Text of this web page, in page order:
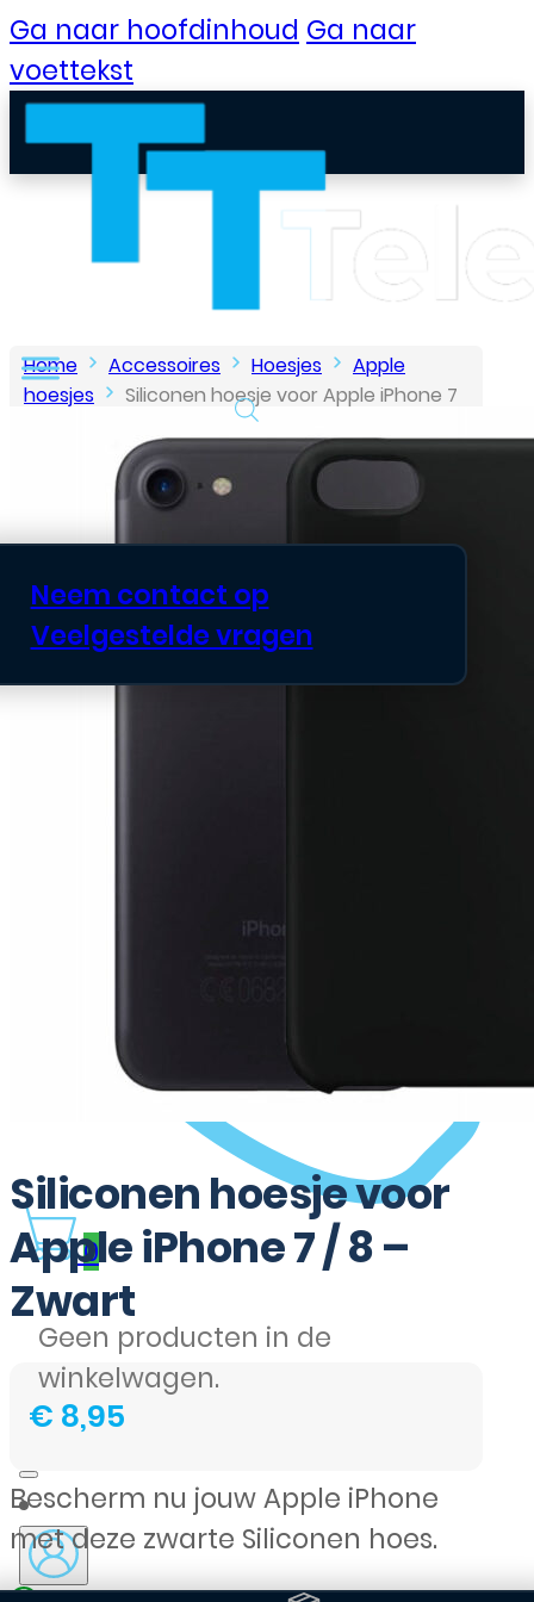
Ga naar hoofdinhoud Ga naar
voettekst
B2B Portaal
Klantenservice
Neem contact op
Veelgestelde vragen
0
Geen producten in de
winkelwagen.
Home Accessoires Hoesjes
Apple
hoesjes
Siliconen hoesje voor Apple iPhone 7
Siliconen hoesje voor
Apple iPhone 7 / 8 –
Zwart
€ 8,95
Bescherm nu jouw Apple iPhone
met deze zwarte Siliconen hoes.